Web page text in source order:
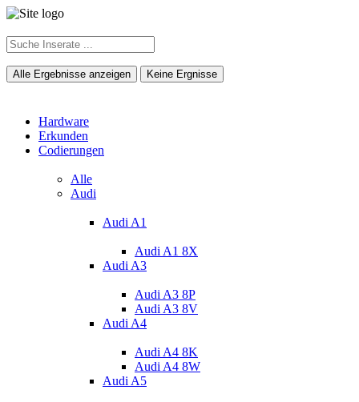
Alle Ergebnisse anzeigen Keine Ergnisse
Hardware
Erkunden
Codierungen
Alle
Audi
Audi A1
Audi A1 8X
Audi A3
Audi A3 8P
Audi A3 8V
Audi A4
Audi A4 8K
Audi A4 8W
Audi A5